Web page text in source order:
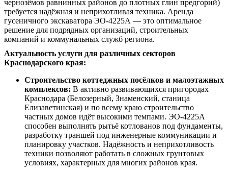
чернозёмов равнинных районов до плотных глин предгорий)
требуется надёжная и неприхотливая техника. Аренда
гусеничного экскаватора ЭО-4225А — это оптимальное
решение для подрядных организаций, строительных
компаний и коммунальных служб региона.
Актуальность услуги для различных секторов
Краснодарского края:
Строительство коттеджных посёлков и малоэтажных
комплексов: В активно развивающихся пригородах
Краснодара (Белозерный, Знаменский, станица
Елизаветинская) и по всему краю строительство
частных домов идёт высокими темпами. ЭО-4225А
способен выполнять рытьё котлованов под фундаменты,
разработку траншей под инженерные коммуникации и
планировку участков. Надёжность и неприхотливость
техники позволяют работать в сложных грунтовых
условиях, характерных для многих районов края.